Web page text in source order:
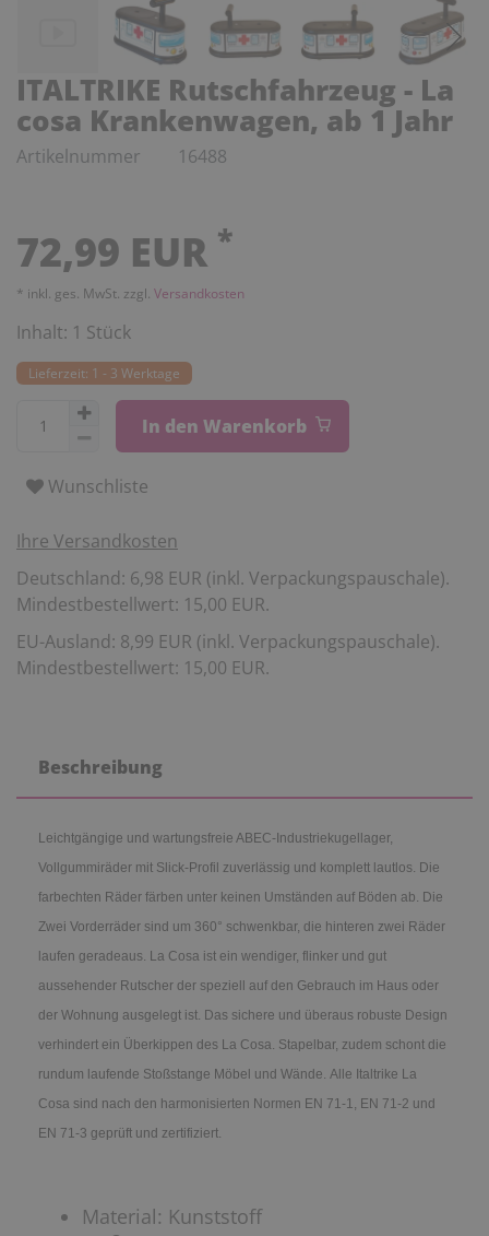
ITALTRIKE Rutschfahrzeug - La
cosa Krankenwagen, ab 1 Jahr
Artikelnummer 16488
72,99 EUR *
* inkl. ges. MwSt. zzgl. Versandkosten
Inhalt: 1 Stück
Lieferzeit: 1 - 3 Werktage
In den Warenkorb
Wunschliste
Ihre Versandkosten
Deutschland: 6,98 EUR (inkl. Verpackungspauschale).
Mindestbestellwert: 15,00 EUR.
EU-Ausland: 8,99 EUR (inkl. Verpackungspauschale).
Mindestbestellwert: 15,00 EUR.
Beschreibung
Leichtgängige und wartungsfreie ABEC-Industriekugellager,
Vollgummiräder mit Slick-Profil zuverlässig und komplett lautlos. Die
farbechten Räder färben unter keinen Umständen auf Böden ab. Die
Zwei Vorderräder sind um 360° schwenkbar, die hinteren zwei Räder
laufen geradeaus. La Cosa ist ein wendiger, flinker und gut
aussehender Rutscher der speziell auf den Gebrauch im Haus oder
der Wohnung ausgelegt ist. Das sichere und überaus robuste Design
verhindert ein Überkippen des La Cosa. Stapelbar, zudem schont die
rundum laufende Stoßstange Möbel und Wände. Alle Italtrike La
Cosa sind nach den harmonisierten Normen EN 71-1, EN 71-2 und
EN 71-3 geprüft und zertifiziert.
Material: Kunststoff